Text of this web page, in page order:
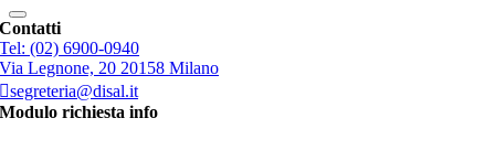
Contatti
Tel: (02) 6900-0940
Via Legnone, 20 20158 Milano
segreteria@disal.it
Modulo richiesta info
Torna
in
cima